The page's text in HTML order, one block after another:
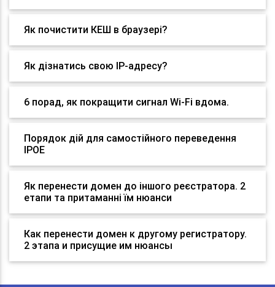
Як почистити КЕШ в браузері?
Як дізнатись свою IP-адресу?
6 порад, як покращити сигнал Wi-Fi вдома.
Порядок дій для самостійного переведення
IPOE
Як перенести домен до іншого реєстратора. 2
етапи та притаманні їм нюанси
Как перенести домен к другому регистратору.
2 этапа и присущие им нюансы